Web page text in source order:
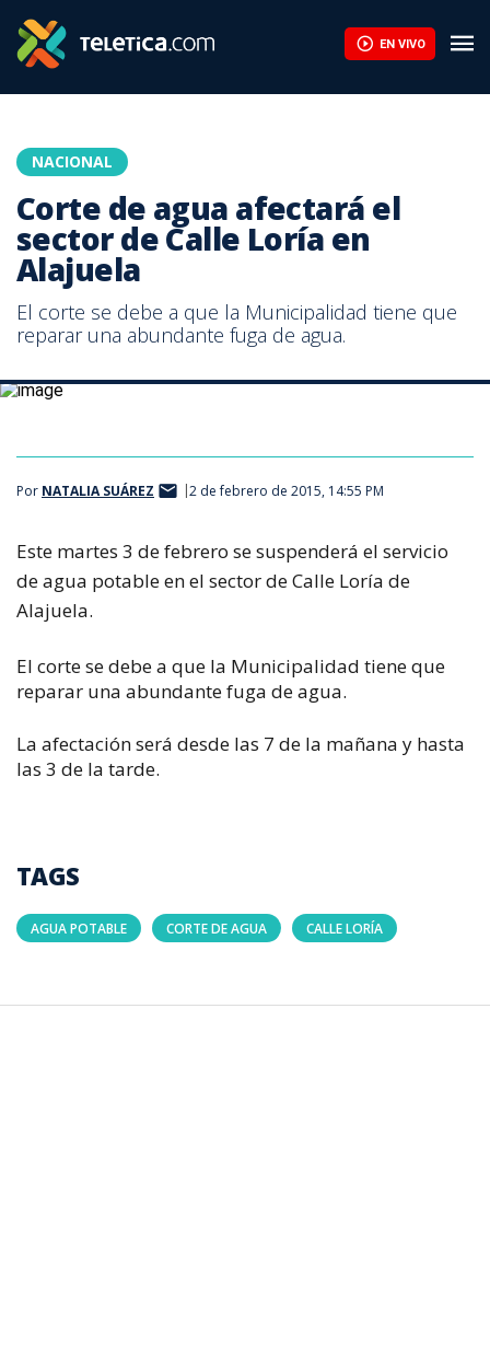
EN VIVO
NACIONAL
Corte de agua afectará el
sector de Calle Loría en
Alajuela
El corte se debe a que la Municipalidad tiene que
reparar una abundante fuga de agua.
El corte se debe a que la Municipalidad tiene que reparar una
Por NATALIA SUÁREZ 2 de febrero de 2015, 14:55 PM
Este martes 3 de febrero se suspenderá el servicio
de agua potable en el sector de Calle Loría de
Alajuela.
El corte se debe a que la Municipalidad tiene que
reparar una abundante fuga de agua.
La afectación será desde las 7 de la mañana y hasta
las 3 de la tarde.
TAGS
AGUA POTABLE CORTE DE AGUA CALLE LORÍA